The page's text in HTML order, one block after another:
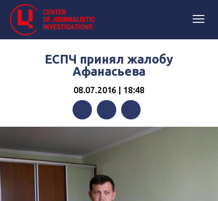
ЕСПЧ принял жалобу
Афанасьева
08.07.2016 | 18:48
FacebookTwitterTelegram